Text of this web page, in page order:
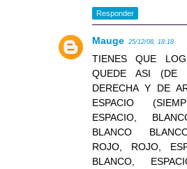
Responder
Mauge 25/12/08, 18:18
TIENES QUE
QUEDE ASI (DE
DERECHA Y DE
ESPACIO
ESPACIO,
BLANCO
ROJO, ROJO,
BLANCO,